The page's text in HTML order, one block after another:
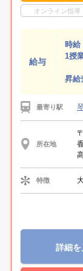
オンライン指導
給与
時給
1授
昇給
最寄り駅
所在地
特徴
詳細を